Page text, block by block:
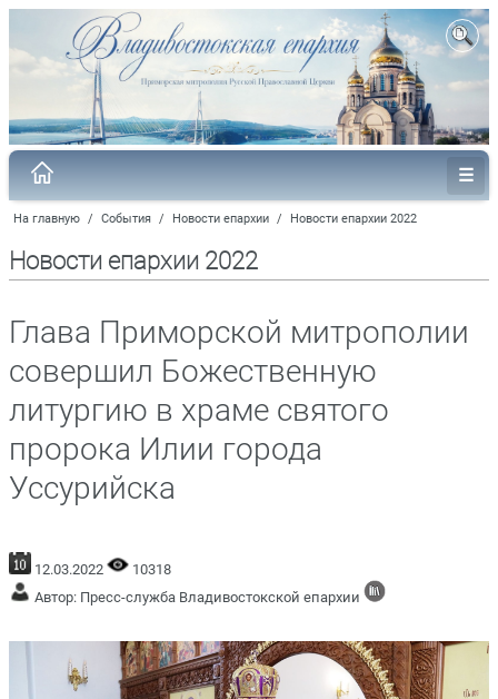
На главную / События / Новости епархии / Новости епархии 2022
Новости епархии 2022
Глава Приморской митрополии
совершил Божественную
литургию в храме святого
пророка Илии города
Уссурийска
12.03.2022
10318
Автор: Пресс-служба Владивостокской епархии